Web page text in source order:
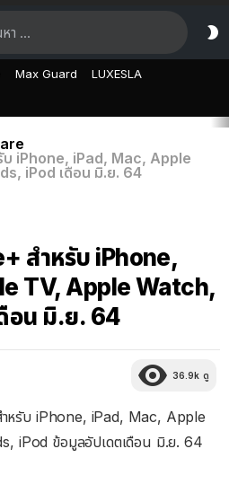
Max Guard LUXESLA
บ iPhone, iPad, Mac, Apple
iPod เดือน มิ.ย. 64
สำหรับ iPhone,
TV, Apple Watch,
อน มิ.ย. 64
36.9k ดู
หรับ iPhone, iPad, Mac, Apple
iPod ข้อมูลอัปเดตเดือน มิ.ย. 64